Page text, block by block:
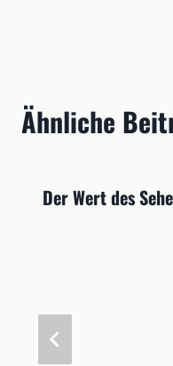
Ähnliche
Der Wert des